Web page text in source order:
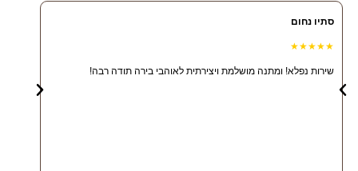
סתיו נחום
★★★★★
שירות נפלא! ומתנה מושלמת ויצירתית לאוהבי בירה תודה רבה!